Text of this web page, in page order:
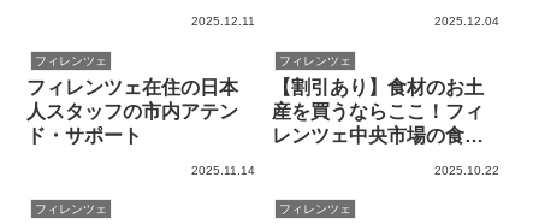
2025.12.11 2025.12.04
フィレンツェ
フィレンツェ在住の日本
人スタッフの市内アテン
ド・サポート
2025.11.14
フィレンツェ
【割引あり】食材のお土
産を買うならここ！フィ
レンツェ中央市場の食材
2025.10.22
フィレンツェ フィレンツェ